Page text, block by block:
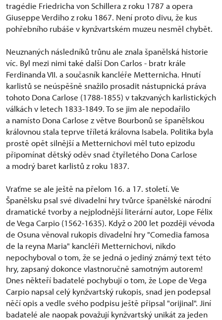
tragédie Friedricha von Schillera z roku 1787 a opera
Giuseppe Verdiho z roku 1867. Není proto divu, že kus
pohřebního rubáše v kynžvartském muzeu nesměl chybět.
Neuznaných následníků trůnu ale znala španělská historie
víc. Byl mezi nimi také další Don Carlos - bratr krále
Ferdinanda VII. a současník kancléře Metternicha. Hnutí
karlistů se neúspěšně snažilo prosadit nástupnická práva
tohoto Dona Carlose (1788-1855) v takzvaných karlistických
válkách v letech 1833-1849. To se jim ale nepodařilo
a namísto Dona Carlose z větve Bourbonů se španělskou
královnou stala teprve tříletá královna Isabela. Politika byla
prostě opět silnější a Metternichovi měl tuto epizodu
připomínat dětský oděv snad čtyřletého Dona Carlose
a modrý baret karlistů z roku 1837.
Vraťme se ale ještě na přelom 16. a 17. století. Ve
Španělsku psal své divadelní hry tvůrce španělské národní
dramatické tvorby a nejplodnější literární autor, Lope Félix
de Vega Carpio (1562-1635). Když o 200 let později vévoda
de Osuna věnoval rukopis divadelní hry "Comedia famosa
de la reyna Maria" kancléři Metternichovi, nikdo
nepochyboval o tom, že se jedná o jediný známý text této
hry, zapsaný dokonce vlastnoručně samotným autorem!
Dnes někteří badatelé pochybují o tom, že Lope de Vega
Carpio napsal celý kynžvartský rukopis, snad jen podepsal
něčí opis a vedle svého podpisu ještě připsal "orijinal". Jiní
badatelé ale naopak považují kynžvartský unikát za jeden